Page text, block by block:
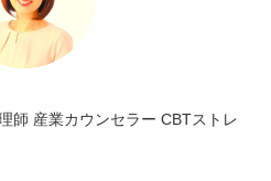
師 産業カウンセラー CBTストレ